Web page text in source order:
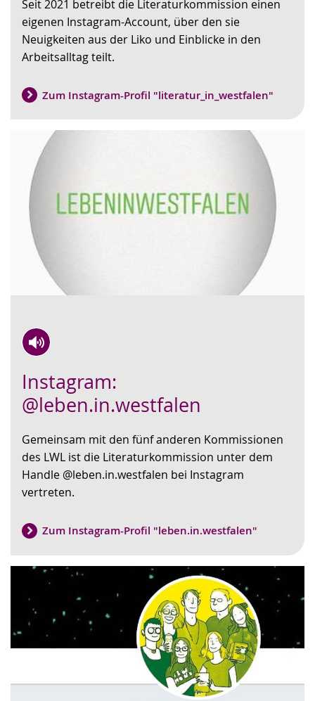
wird
angezeigt.
Seit 2021 betreibt die Literaturkommission einen
eigenen Instagram-Account, über den sie
Neuigkeiten aus der Liko und Einblicke in den
Arbeitsalltag teilt.
Zum Instagram-Profil "literatur_in_westfalen"
Instagram:
@leben.in.westfalen
Leichten
Sprache
wechseln.
Audio-
Unterstützung.
Video
in
Deutscher
Gebärdensprache
wird
angezeigt.
Gemeinsam mit den fünf anderen Kommissionen
des LWL ist die Literaturkommission unter dem
Handle @leben.in.westfalen bei Instagram
vertreten.
Zum Instagram-Profil "leben.in.westfalen"